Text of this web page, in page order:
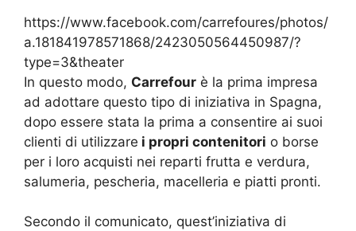
https://www.facebook.com/carrefoures/photos/
a.181841978571868/2423050564450987/?
type=3&theater
In questo modo, Carrefour è la prima impresa
ad adottare questo tipo di iniziativa in Spagna,
dopo essere stata la prima a consentire ai suoi
clienti di utilizzare i propri contenitori o borse
per i loro acquisti nei reparti frutta e verdura,
salumeria, pescheria, macelleria e piatti pronti.
Secondo il comunicato, quest’iniziativa di